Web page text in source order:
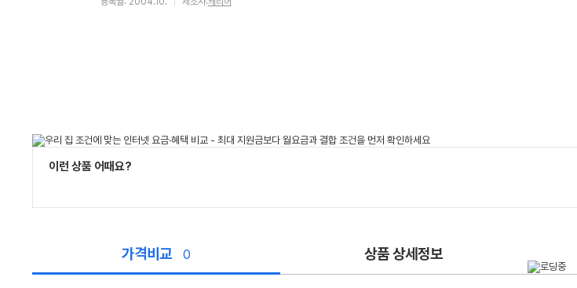
이런 상품 어때요?
가격비교 0 상품 상세정보